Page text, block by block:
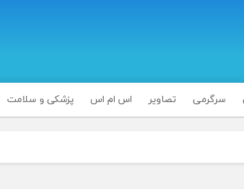
سرگرمی تصاویر اس ام اس پزشکی و سلامت